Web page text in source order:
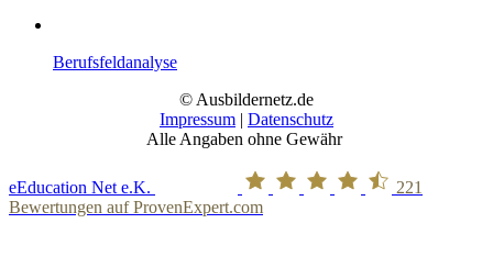
Berufsfeldanalyse
© Ausbildernetz.de
Impressum | Datenschutz
Alle Angaben ohne Gewähr
eEducation Net e.K.
221
Bewertungen auf ProvenExpert.com